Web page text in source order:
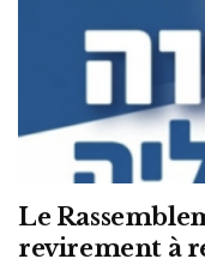
Le
revirement à